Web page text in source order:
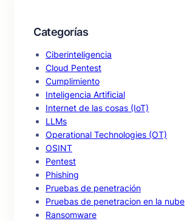
Categorías
Ciberinteligencia
Cloud Pentest
Cumplimiento
Inteligencia Artificial
Internet de las cosas (IoT)
LLMs
Operational Technologies (OT)
OSINT
Pentest
Phishing
Pruebas de penetración
Pruebas de penetracion en la nube
Ransomware